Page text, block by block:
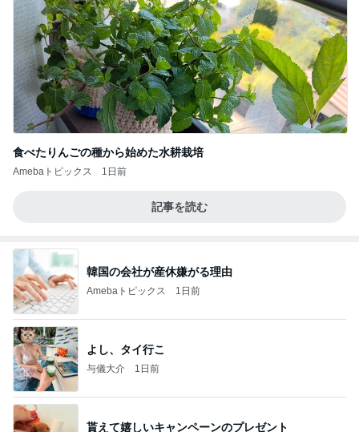
食べたりんごの種から始めた水耕栽培
Amebaトピックス 1日前
記事を読む
韓国の会社が産休嫌がる理由
Amebaトピックス 1日前
よし、タイ行こ
与儀大介 1日前
貰えて嬉しいキャンペーンのプレゼント